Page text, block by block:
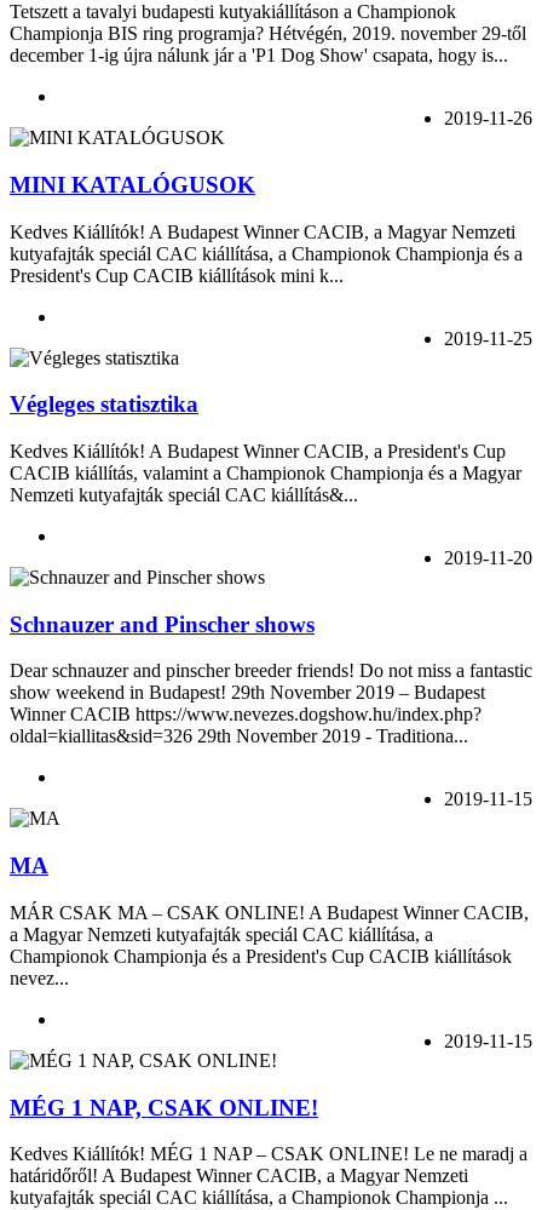
Tetszett a tavalyi budapesti kutyakiállításon a Championok
Championja BIS ring programja? Hétvégén, 2019. november 29-től
december 1-ig újra nálunk jár a 'P1 Dog Show' csapata, hogy is...
2019-11-26
MINI KATALÓGUSOK
Kedves Kiállítók! A Budapest Winner CACIB, a Magyar Nemzeti
kutyafajták speciál CAC kiállítása, a Championok Championja és a
President's Cup CACIB kiállítások mini k...
2019-11-25
Végleges statisztika
Kedves Kiállítók! A Budapest Winner CACIB, a President's Cup
CACIB kiállítás, valamint a Championok Championja és a Magyar
Nemzeti kutyafajták speciál CAC kiállítás&...
2019-11-20
Schnauzer and Pinscher shows
Dear schnauzer and pinscher breeder friends! Do not miss a fantastic
show weekend in Budapest! 29th November 2019 – Budapest
Winner CACIB https://www.nevezes.dogshow.hu/index.php?
oldal=kiallitas&sid=326 29th November 2019 - Traditiona...
2019-11-15
MA
MÁR CSAK MA – CSAK ONLINE! A Budapest Winner CACIB,
a Magyar Nemzeti kutyafajták speciál CAC kiállítása, a
Championok Championja és a President's Cup CACIB kiállítások
nevez...
2019-11-15
MÉG 1 NAP, CSAK ONLINE!
Kedves Kiállítók! MÉG 1 NAP – CSAK ONLINE! Le ne maradj a
határidőről! A Budapest Winner CACIB, a Magyar Nemzeti
kutyafajták speciál CAC kiállítása, a Championok Championja ...